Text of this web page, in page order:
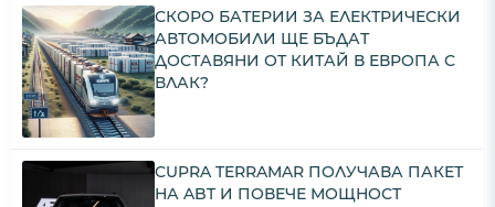
СКОРО БАТЕРИИ ЗА ЕЛЕКТРИЧЕСКИ
АВТОМОБИЛИ ЩЕ БЪДАТ
ДОСТАВЯНИ ОТ КИТАЙ В ЕВРОПА С
ВЛАК?
CUPRA TERRAMAR ПОЛУЧАВА ПАКЕТ
НА ABT И ПОВЕЧЕ МОЩНОСТ